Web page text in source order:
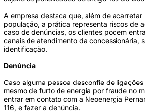
A empresa destaca que, além de acarretar
população, a prática representa riscos de
caso de denúncias, os clientes podem
canais de atendimento da concessionária,
identificação.
Denúncia
Caso alguma pessoa desconfie de
mesmo de furto de energia por fraude no
entrar em contato com a Neoenergia
116, e fazer a denúncia.